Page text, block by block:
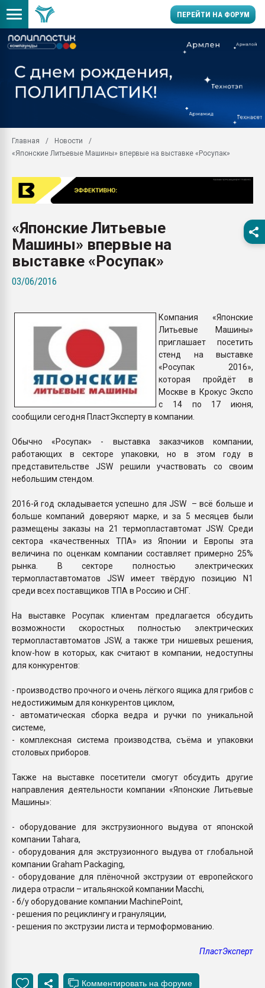
ПЕРЕЙТИ НА ФОРУМ
заводу пластмасс"
28.07.2026
28.07.2026
ПЕРЕЙТИ НА
Главная
Новости
«Японские Литьевые Машины» впервые на выставке «Росупак»
«Японские Литьевые
Машины» впервые на
выставке «Росупак»
03/06/2016
Компания «Японские
Литьевые Машины»
приглашает посетить
стенд на выставке
«Росупак 2016»,
которая пройдёт в
Москве в Крокус Экспо
с 14 по 17 июня,
сообщили сегодня ПластЭксперту в компании.
Обычно «Росупак» - выставка заказчиков компании,
работающих в секторе упаковки, но в этом году в
представительстве JSW решили участвовать со своим
небольшим стендом.
2016-й год складывается успешно для JSW – всё больше и
больше компаний доверяют марке, и за 5 месяцев были
размещены заказы на 21 термопластавтомат JSW. Среди
сектора «качественных ТПА» из Японии и Европы эта
величина по оценкам компании составляет примерно 25%
рынка. В секторе полностью электрических
термопластавтоматов JSW имеет твёрдую позицию N1
среди всех поставщиков ТПА в Россию и СНГ.
На выставке Росупак клиентам предлагается обсудить
возможности скоростных полностью электрических
термопластавтоматов JSW, а также три нишевых решения,
know-how в которых, как считают в компании, недоступны
для конкурентов:
- производство прочного и очень лёгкого ящика для грибов с
недостижимым для конкурентов циклом,
- автоматическая сборка ведра и ручки по уникальной
системе,
- комплексная система производства, съёма и упаковки
столовых приборов.
Также на выставке посетители смогут обсудить другие
направления деятельности компании «Японские Литьевые
Машины»:
- оборудование для экструзионного выдува от японской
компании Tahara,
- оборудования для экструзионного выдува от глобальной
компании Graham Packaging,
- оборудование для плёночной экструзии от европейского
лидера отрасли – итальянской компании Macchi,
- б/у оборудование компании MachinePoint,
- решения по рециклингу и грануляции,
- решения по экструзии листа и термоформованию.
ПластЭксперт